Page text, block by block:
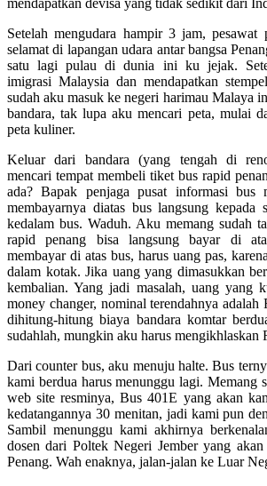
Setelah mengudara hampir 3 jam, pesawat
selamat di lapangan udara antar bangsa
satu lagi pulau di dunia ini ku jejak.
imigrasi Malaysia dan mendapatkan
sudah aku masuk ke negeri harimau Malaya
bandara, tak lupa aku mencari peta, mulai
peta kuliner.
Keluar dari bandara (yang tengah di
mencari tempat membeli tiket bus rapid
ada? Bapak penjaga pusat informasi bus
membayarnya diatas bus langsung kepada
kedalam bus. Waduh. Aku memang sudah
rapid penang bisa langsung bayar di
membayar di atas bus, harus uang pas,
dalam kotak. Jika uang yang dimasukkan
kembalian. Yang jadi masalah, uang yang
money changer, nominal terendahnya adalah
dihitung-hitung biaya bandara komtar
sudahlah, mungkin aku harus mengikhlaskan
Dari counter bus, aku menuju halte. Bus
kami berdua harus menunggu lagi. Memang
web site resminya, Bus 401E yang akan
kedatangannya 30 menitan, jadi kami pun
Sambil menunggu kami akhirnya
dosen dari Poltek Negeri Jember yang
Penang. Wah enaknya, jalan-jalan ke Luar